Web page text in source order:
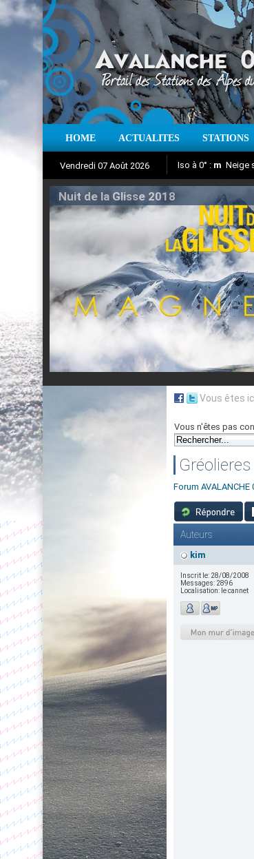
HOME ACTUALITES STATIONS
Vendredi 07 Août 2026
Aujourd'hui : T° Min
Iso à 0° : m Neige
Suivez en direct
Nuit de la Glisse 2018
Vous êtes
Vous n'êtes pas
Forum
Auteurs
kim
Inscrit le: 28/08/2008
Messages: 2896
Localisation: le cannet